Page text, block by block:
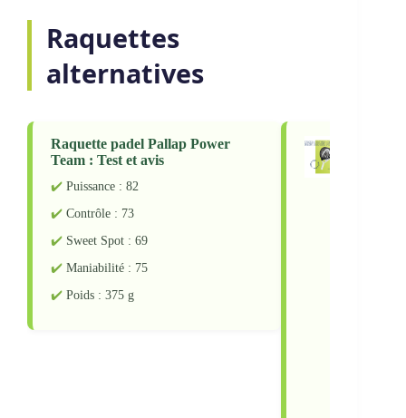
Raquettes
alternatives
Raquette padel Pallap Power
Team : Test et avis
Puissance : 82
Contrôle : 73
Sweet Spot : 69
Maniabilité : 75
Poids : 375 g